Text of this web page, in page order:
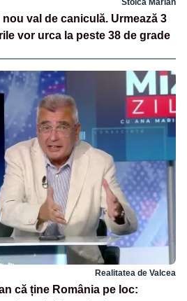
Stoica Marian
val de caniculă. Urmează 3
vor urca la peste 38 de grade
Realitatea de Valcea
că ține România pe loc: